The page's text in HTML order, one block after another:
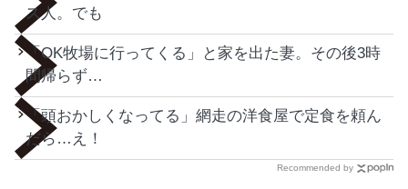
ス人。でも
「OK牧場に行ってくる」と家を出た妻。その後3時
間帰らず…
「頭おかしくなってる」網走の洋食屋で定食を頼ん
だら…え！
Recommended by